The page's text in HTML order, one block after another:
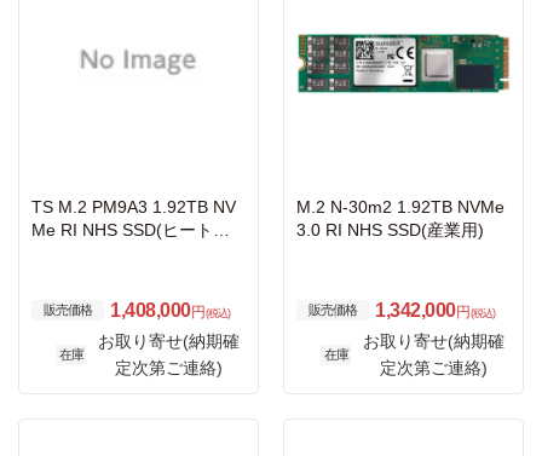
TS M.2 PM9A3 1.92TB NV
Me RI NHS SSD(ヒートシ
販売価格 1,408,000円 (税込)
在庫
お取り寄せ(納期確
定次第ご連絡)
M.2 N-30m2 1.92TB NVMe
3.0 RI NHS SSD(産業用)
販売価格 1,342,000円 (税込)
在庫
お取り寄せ(納期確
定次第ご連絡)